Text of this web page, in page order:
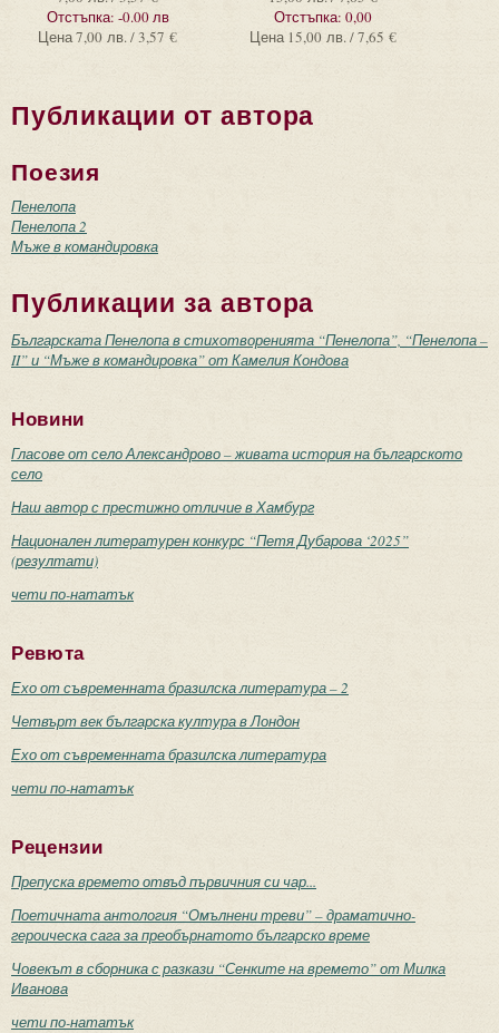
Отстъпка: -0.00 лв
Цена7,00 лв. / 3,57 €
Отстъпка: 0,00
Цена 15,00 лв. / 7,65 €
Публикации от автора
Поезия
Пенелопа
Пенелопа 2
Мъже в командировка
Публикации за автора
Българската Пенелопа в стихотворенията “Пенелопа”, “Пенелопа –
II” и “Мъже в командировка” от Камелия Кондова
Новини
Гласове от село Александрово – живата история на българското
село
Наш автор с престижно отличие в Хамбург
Национален литературен конкурс “Петя Дубарова ‘2025”
(резултати)
чети по-нататък
Ревюта
Ехо от съвременната бразилска литература – 2
Четвърт век българска култура в Лондон
Ехо от съвременната бразилска литература
чети по-нататък
Рецензии
Препуска времето отвъд първичния си чар...
Поетичната антология “Омълнени треви” – драматично-
героическа сага за преобърнатото българско време
Човекът в сборника с разкази “Сенките на времето” от Милка
Иванова
чети по-нататък